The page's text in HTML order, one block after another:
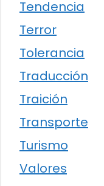
Tendencia
Terror
Tolerancia
Traducción
Traición
Transporte
Turismo
Valores